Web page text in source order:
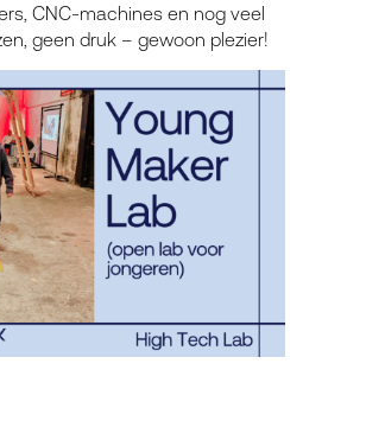
CNC-machines en nog veel
geen druk – gewoon plezier!